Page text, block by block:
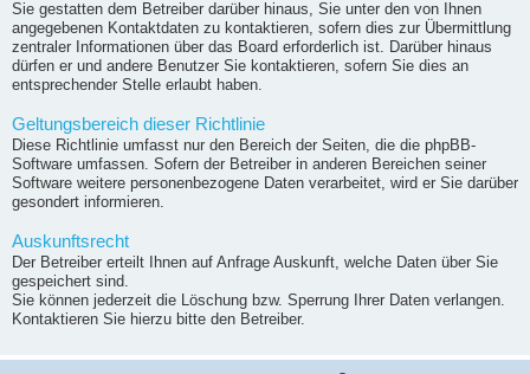
Sie gestatten dem Betreiber darüber hinaus, Sie unter den von Ihnen
angegebenen Kontaktdaten zu kontaktieren, sofern dies zur Übermittlung
zentraler Informationen über das Board erforderlich ist. Darüber hinaus
dürfen er und andere Benutzer Sie kontaktieren, sofern Sie dies an
entsprechender Stelle erlaubt haben.
Geltungsbereich dieser Richtlinie
Diese Richtlinie umfasst nur den Bereich der Seiten, die die phpBB-
Software umfassen. Sofern der Betreiber in anderen Bereichen seiner
Software weitere personenbezogene Daten verarbeitet, wird er Sie darüber
gesondert informieren.
Auskunftsrecht
Der Betreiber erteilt Ihnen auf Anfrage Auskunft, welche Daten über Sie
gespeichert sind.
Sie können jederzeit die Löschung bzw. Sperrung Ihrer Daten verlangen.
Kontaktieren Sie hierzu bitte den Betreiber.